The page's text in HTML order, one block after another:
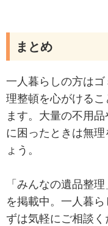
まとめ
一人暮らしの方は
理整頓を心がける
ます。大量の不用
に困ったときは無
ょう。
「みんなの遺品整
を掲載中。一人暮
ずは気軽にご相談く